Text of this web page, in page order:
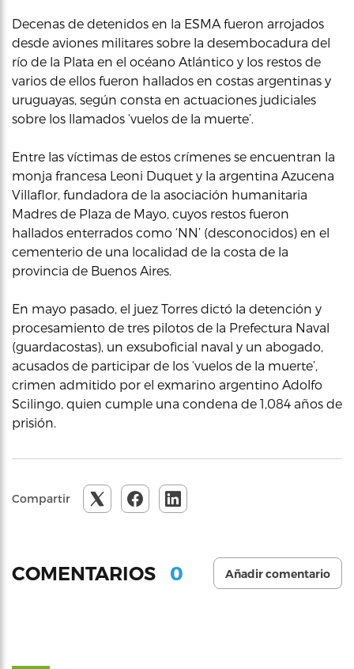
Decenas de detenidos en la ESMA fueron arrojados
desde aviones militares sobre la desembocadura del
río de la Plata en el océano Atlántico y los restos de
varios de ellos fueron hallados en costas argentinas y
uruguayas, según consta en actuaciones judiciales
sobre los llamados ‘vuelos de la muerte’.
Entre las víctimas de estos crímenes se encuentran la
monja francesa Leoni Duquet y la argentina Azucena
Villaflor, fundadora de la asociación humanitaria
Madres de Plaza de Mayo, cuyos restos fueron
hallados enterrados como ‘NN’ (desconocidos) en el
cementerio de una localidad de la costa de la
provincia de Buenos Aires.
En mayo pasado, el juez Torres dictó la detención y
procesamiento de tres pilotos de la Prefectura Naval
(guardacostas), un exsuboficial naval y un abogado,
acusados de participar de los ‘vuelos de la muerte’,
crimen admitido por el exmarino argentino Adolfo
Scilingo, quien cumple una condena de 1,084 años de
prisión.
Compartir
COMENTARIOS 0 Añadir comentario